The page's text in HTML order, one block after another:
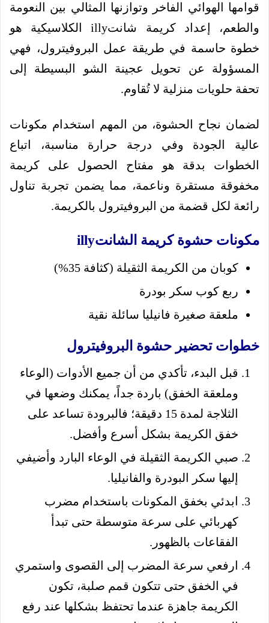
قوامها الهوائي الفاخر وتوازنها المثالي بين النعومة
والطعم، إعداد كريمة شانتilly الكلاسيكية هو
خطوة حاسمة في طريقة عمل البروفيترول، فهي
المسؤولة عن تحويل عجينة الشو البسيطة إلى
تحفة حلويات منزلية لا تُقاوم.
لضمان نجاح الحشوة، من المهم استخدام مكونات
عالية الجودة وفي درجة حرارة مناسبة، اتباع
الخطوات بدقة هو مفتاح الحصول على كريمة
مخفوقة مستقرة وناعمة، مما يضمن تجربة تناول
رائعة لكل قضمة من البروفيترول بالكريمة.
مكونات حشوة كريمة الشانتilly
كوبان من الكريمة الثقيلة (كثافة 35%)
ربع كوب سكر بودرة
ملعقة صغيرة فانيليا سائلة نقية
خطوات تحضير حشوة البروفيترول
قبل البدء، تأكدي من أن جميع الأدوات (الوعاء
وملعقة الخفق) باردة جداً، يمكنك وضعها في
الثلاجة لمدة 15 دقيقة؛ فالبرودة تساعد على
خفق الكريمة بشكل أسرع وأفضل.
صبي الكريمة الثقيلة في الوعاء البارد وأضيفي
إليها سكر البودرة والفانيليا.
ابدئي بخفق المكونات باستخدام مضرب
كهربائي على سرعة متوسطة حتى تبدأ
الفقاعات بالظهور.
ارفعي سرعة المضرب إلى القصوى واستمري
في الخفق حتى تتكون قمم صلبة، تكون
الكريمة جاهزة عندما تحتفظ بشكلها عند رفع